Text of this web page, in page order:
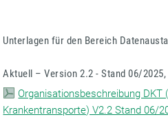
Unterlagen für den Bereich
Aktuell – Version 2.2 - Stand 06/
Organisationsbeschreibung DKT
Krankentransporte) V2.2 Stand 06/